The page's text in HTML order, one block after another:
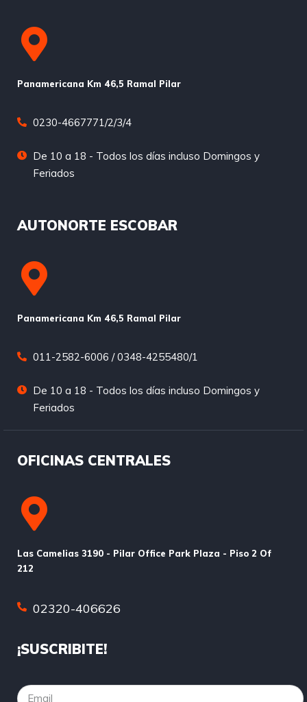
Panamericana Km 46,5 Ramal Pilar
0230-4667771/2/3/4
De 10 a 18 - Todos los días incluso Domingos y
Feriados
AUTONORTE ESCOBAR
Panamericana Km 46,5 Ramal Pilar
011-2582-6006 / 0348-4255480/1
De 10 a 18 - Todos los días incluso Domingos y
Feriados
OFICINAS CENTRALES
Las Camelias 3190 - Pilar Office Park Plaza - Piso 2 Of
212
02320-406626
¡SUSCRIBITE!